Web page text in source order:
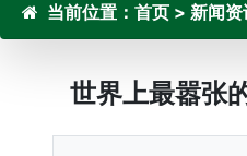
当前位置： 首页 > 新闻资
世界上最嚣张